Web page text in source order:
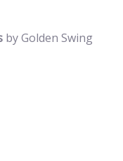
by Golden Swing